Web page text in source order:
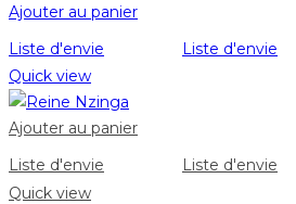
Ajouter au panier
Liste d'envie
Liste d'envie
Quick view
Ajouter au panier
Liste d'envie
Liste d'envie
Quick view